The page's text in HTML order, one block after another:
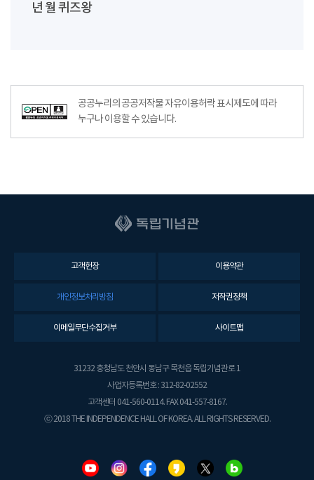
년 월 퀴즈왕
공공누리의 공공저작물 자유이용허락 표시제도에 따라
누구나 이용할 수 있습니다.
고객헌장 이용약관
개인정보처리방침 저작권정책
이메일무단수집거부 사이트맵
31232 충청남도 천안시 동남구 목천읍 독립기념관로 1
사업자등록번호 : 312-82-02552
고객센터 041-560-0114. FAX 041-557-8167.
ⓒ 2018 THE INDEPENDENCE HALL OF KOREA. ALL RIGHTS RESERVED.